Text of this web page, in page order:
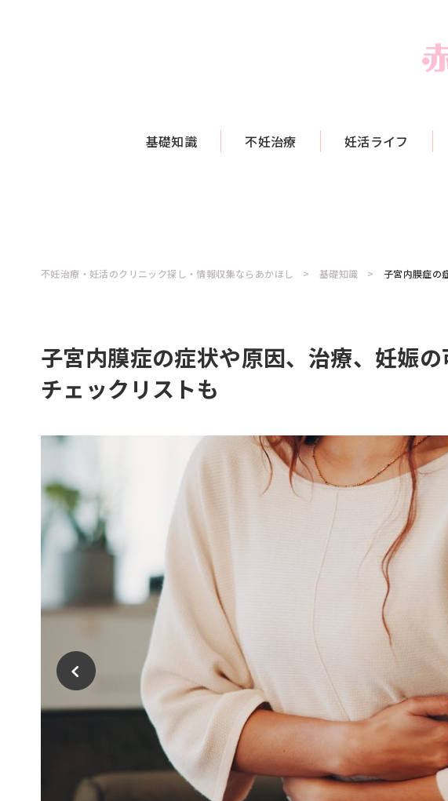
基礎知識 不妊治療 妊活ライフ
不妊治療・妊活のクリニック探し・情報収集ならあかほし 基礎知識 子宮内膜症の
子宮内膜症の症状や原因、治療、妊娠
チェックリストも